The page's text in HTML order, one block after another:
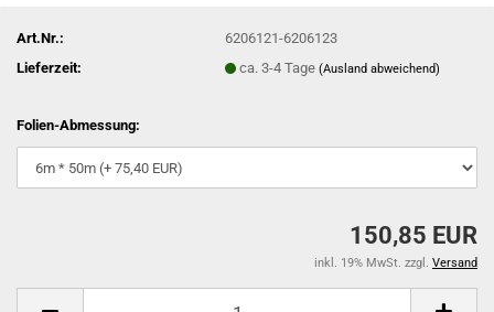
Art.Nr.:
6206121-6206123
Lieferzeit:
ca. 3-4 Tage(Ausland abweichend)
Folien-Abmessung:
150,85 EUR
inkl. 19% MwSt. zzgl. Versand